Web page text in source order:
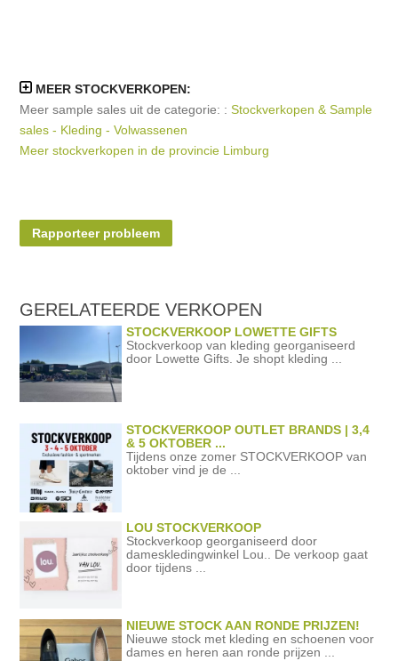
MEER STOCKVERKOPEN:
Meer sample sales uit de categorie: :Stockverkopen & Sample
sales - Kleding - Volwassenen
Meer stockverkopen in de provincie Limburg
Rapporteer probleem
GERELATEERDEVERKOPEN
STOCKVERKOOP LOWETTE GIFTS
Stockverkoop van kleding georganiseerd
door Lowette Gifts. Je shopt kleding ...
STOCKVERKOOP OUTLET BRANDS | 3,4
& 5 OKTOBER ...
Tijdens onze zomer STOCKVERKOOP van
oktober vind je de ...
LOU STOCKVERKOOP
Stockverkoop georganiseerd door
dameskledingwinkel Lou.. De verkoop gaat
door tijdens ...
NIEUWE STOCK AAN RONDE PRIJZEN!
Nieuwe stock met kleding en schoenen voor
dames en heren aan ronde prijzen ...